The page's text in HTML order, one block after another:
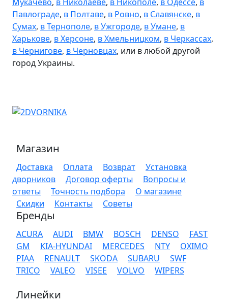
Павлограде, в Полтаве, в Ровно, в Славянске, в
Сумах, в Тернополе, в Ужгороде, в Умане, в
Харькове, в Херсоне, в Хмельницком, в Черкассах,
в Чернигове, в Черновцах, или в любой другой
город Украины.
Магазин
Доставка Оплата Возврат
Установка
дворников
Договор оферты
Вопросы и
ответы
Точность подбора
О магазине
Скидки
Контакты Советы
Бренды
ACURA AUDI BMW BOSCH DENSO
FAST
GM
KIA-HYUNDAI MERCEDES NTY
OXIMO
PIAA
RENAULT SKODA SUBARU
SWF
TRICO
VALEO VISEE VOLVO WIPERS
Линейки